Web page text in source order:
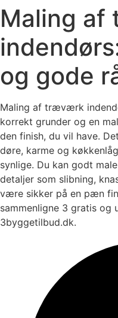
Maling
og gode
Maling af træværk
korrekt grunder og en
den finish, du vil have.
døre, karme og
synlige. Du kan godt
detaljer som slibning,
være sikker på en pæn
sammenligne 3 gratis og
3byggetilbud.dk.